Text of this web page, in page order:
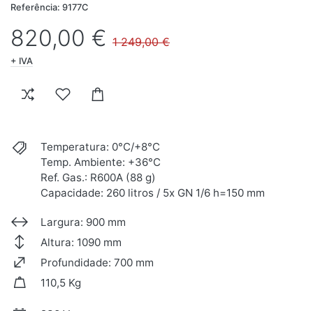
Referência: 9177C
820,00 € 1 249,00 €
+ IVA
Temperatura: 0°C/+8°C
Temp. Ambiente: +36°C
Ref. Gas.: R600A (88 g)
Capacidade: 260 litros / 5x GN 1/6 h=150 mm
Largura: 900 mm
Altura: 1090 mm
Profundidade: 700 mm
110,5 Kg